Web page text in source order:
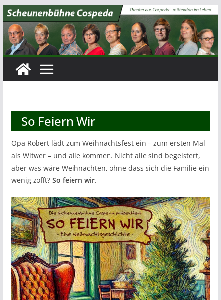
Zum
Inhalt
springen
So Feiern Wir
Opa Robert lädt zum Weihnachtsfest ein – zum ersten Mal
als Witwer – und alle kommen. Nicht alle sind begeistert,
aber was wäre Weihnachten, ohne dass sich die Familie ein
wenig zofft? So feiern wir.